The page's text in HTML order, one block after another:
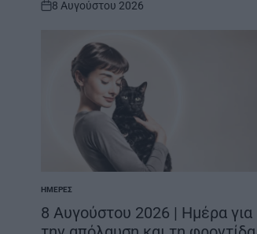
on
8 Αυγούστου 2026
POSTED
IN
ΗΜΈΡΕΣ
8 Αυγούστου 2026 | Ημέρα για